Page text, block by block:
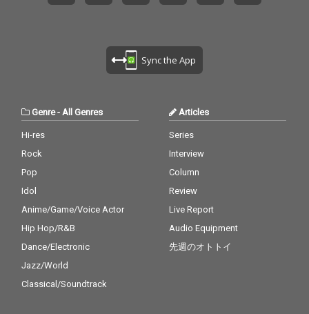
Sync the App
Genre- All Genres
Hi-res
Rock
Pop
Idol
Anime/Game/Voice Actor
Hip Hop/R&B
Dance/Electronic
Jazz/World
Classical/Soundtrack
Articles
Series
Interview
Column
Review
Live Report
Audio Equipment
先週のオトトイ